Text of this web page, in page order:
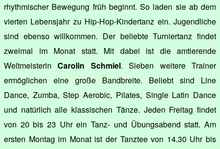
rhythmischer Bewegung früh beginnt. So laden sie ab dem
vierten Lebensjahr zu Hip-Hop-Kindertanz ein. Jugendliche
sind ebenso willkommen. Der beliebte Turniertanz findet
zweimal im Monat statt. Mit dabei ist die amtierende
WeltmeisterinCarolin Schmiel. Sieben weitere Trainer
ermöglichen eine große Bandbreite. Beliebt sind Line
Dance, Zumba, Step Aerobic, Pilates, Single Latin Dance
und natürlich alle klassischen Tänze. Jeden Freitag findet
von 20 bis 23 Uhr ein Tanz- und Übungsabend statt. Am
ersten Montag im Monat ist der Tanztee von 14.30 Uhr bis